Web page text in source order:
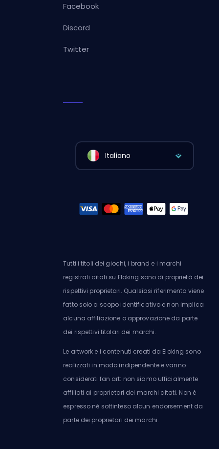
Facebook
Discord
Twitter
Italiano
Tutti i titoli dei giochi, i brand e i marchi
registrati citati su Eloking sono di proprietà dei
rispettivi proprietari. Qualsiasi riferimento viene
fatto solo a scopo identificativo e non implica
alcuna affiliazione o approvazione da parte
dei rispettivi titolari dei marchi.
Le artwork e i contenuti creati da Eloking sono
realizzati in modo indipendente e vanno
considerati fan art: non siamo ufficialmente
affiliati ai proprietari dei marchi citati. Non è
espresso né sottinteso alcun endorsement da
parte dei proprietari dei marchi.